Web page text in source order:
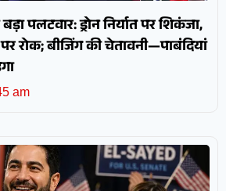
पलटवार: ड्रोन निर्यात पर शिकंजा,
रोक; बीजिंग की चेतावनी—पाबंदियां
am